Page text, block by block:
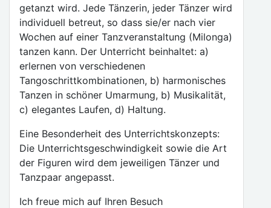
getanzt wird. Jede Tänzerin, jeder Tänzer wird
individuell betreut, so dass sie/er nach vier
Wochen auf einer Tanzveranstaltung (Milonga)
tanzen kann. Der Unterricht beinhaltet: a)
erlernen von verschiedenen
Tangoschrittkombinationen, b) harmonisches
Tanzen in schöner Umarmung, b) Musikalität,
c) elegantes Laufen, d) Haltung.
Eine Besonderheit des Unterrichtskonzepts:
Die Unterrichtsgeschwindigkeit sowie die Art
der Figuren wird dem jeweiligen Tänzer und
Tanzpaar angepasst.
Ich freue mich auf Ihren Besuch